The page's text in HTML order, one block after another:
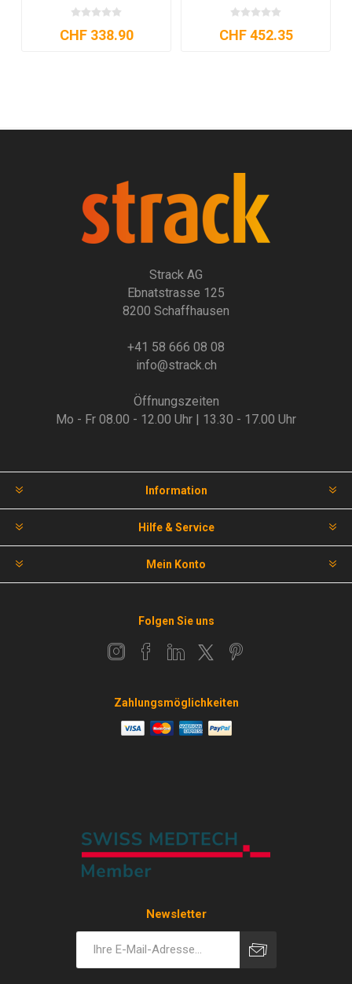
CHF 338.90 CHF 452.35
Strack AG
Ebnatstrasse 125
8200 Schaffhausen
+41 58 666 08 08
info@strack.ch
Öffnungszeiten
Mo - Fr 08.00 - 12.00 Uhr | 13.30 - 17.00 Uhr
Information
Hilfe & Service
Mein Konto
Folgen Sie uns
Zahlungsmöglichkeiten
Newsletter